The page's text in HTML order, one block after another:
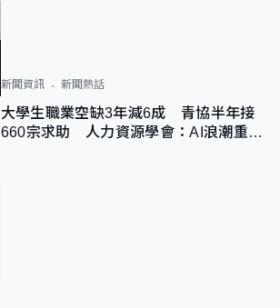
新聞資訊 新聞熱話
大學生職業空缺3年減6成 青協半年接
660宗求助 人力資源學會：AI浪潮重整